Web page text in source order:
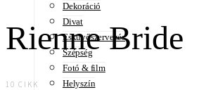
Dekoráció
Divat
Esküvőszervezés
Szépség
Fotó & film
Helyszín
Rienne Bride
10 CIKK